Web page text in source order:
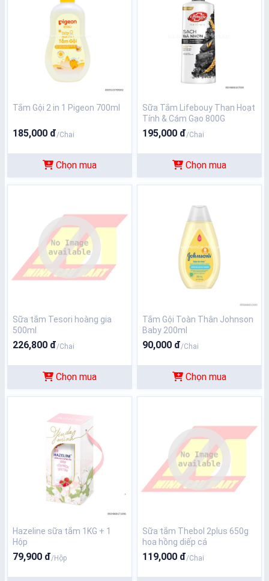
Tắm Gội 2 in 1 Pigeon 700ml
185,000 đ/Chai
Chọn mua
Sữa Tắm Lifebouy Than Hoạt
Tính & Cám Gạo 800G
195,000 đ/Chai
Chọn mua
Sữa tắm Tesori hoàng gia
500ml
226,800 đ/Chai
Chọn mua
Tắm Gội Toàn Thân Johnson
Baby 200ml
90,000 đ/Chai
Chọn mua
Hazeline sữa tắm 1KG + 1
Hộp
79,900 đ/Hộp
Sữa tắm Thebol 2plus 650g
hoa hồng diếp cá
119,000 đ/Chai